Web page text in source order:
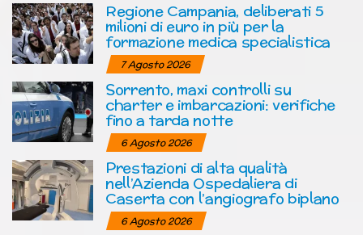
Regione Campania, deliberati 5
milioni di euro in più per la
formazione medica specialistica
7 Agosto 2026
Sorrento, maxi controlli su
charter e imbarcazioni: verifiche
fino a tarda notte
6 Agosto 2026
Prestazioni di alta qualità
nell’Azienda Ospedaliera di
Caserta con l’angiografo biplano
6 Agosto 2026